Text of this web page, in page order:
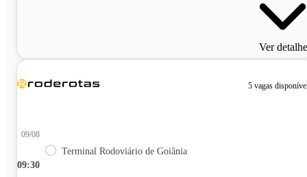
Ver
5 vagas
09:30
09/08
Terminal Rodoviário de Goiânia